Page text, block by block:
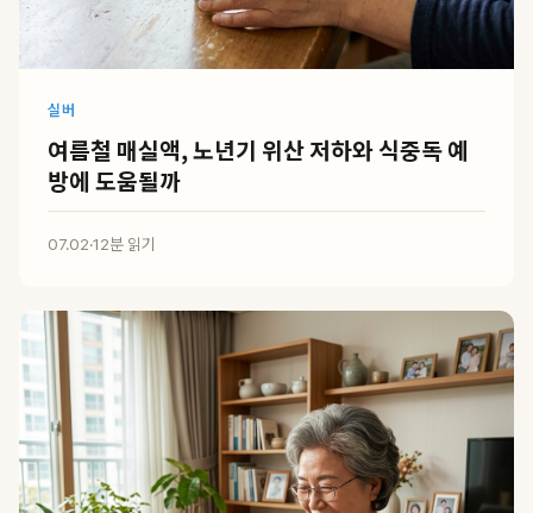
실버
여름철 매실액, 노년기 위산 저하와 식중독 예
방에 도움될까
07.02·12분 읽기